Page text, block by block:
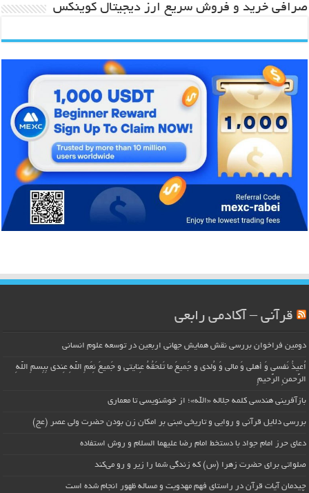
صرافی خرید و فروش سریع ارز دیجیتال کوینکس
قرآنی – آکادمی رابعی
دومین فراخوان بررسی نقش همایش جهانی اربعین در توسعه علوم انسانی
اُعیذُ نَفسی وَ أهلی وَ مالی وَ وُلدی و جَمیعَ ما تَلحَقُهُ عِنایتی و جَمیعَ نِعَمِ اللّهِ عِندی بِبِسمِ اللّهِ
الرَّحمنِ الرَّحیمِ
بازآفرینی هندسی کلمه جلاله «الله»؛ از خوشنویسی تا معماری
بررسی دلایل قرآنی و روایی و تاریخی مبنی بر امکان زن بودن حضرت ولی عصر (عج)
دعای حرز امام جواد با دستخط امام رضا علیهما السلام و روش استفاده
صلواتی برای حضرت زهرا (س) که زندگی شما را زیر و رو می‌کند
چیدمان آیات قرآن در راستای فهم مهدویت و مساله ظهور انجام شده است